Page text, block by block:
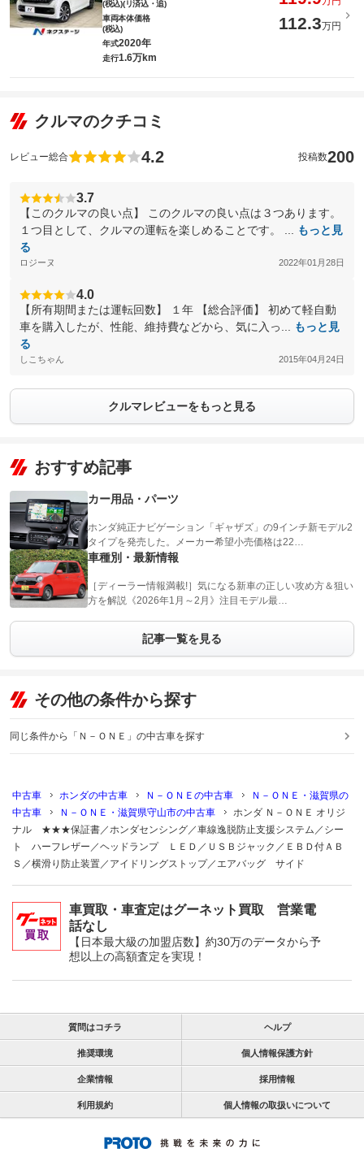
(税込)(リ済込・追)
車両本体価格
(税込)
112.3万円
年式2020年
走行1.6万km
クルマのクチコミ
レビュー総合 4.2 投稿数200
3.7
【このクルマの良い点】 このクルマの良い点は３つあります。
１つ目として、クルマの運転を楽しめることです。 ...
もっと見
る
ロジーヌ 2022年01月28日
4.0
【所有期間または運転回数】 １年 【総合評価】 初めて軽自動
車を購入したが、性能、維持費などから、気に入っ...
もっと見
る
しこちゃん 2015年04月24日
クルマレビューをもっと見る
おすすめ記事
カー用品・パーツ
ホンダ純正ナビゲーション「ギャザズ」の9インチ新モデル2
タイプを発売した。メーカー希望小売価格は22…
車種別・最新情報
［ディーラー情報満載!］気になる新車の正しい攻め方＆狙い
方を解説《2026年1月～2月》注目モデル最…
記事一覧を見る
その他の条件から探す
同じ条件から「Ｎ－ＯＮＥ」の中古車を探す
中古車 ホンダの中古車 Ｎ－ＯＮＥの中古車
Ｎ－ＯＮＥ・滋賀県の
中古車
Ｎ－ＯＮＥ・滋賀県守山市の中古車
ホンダ Ｎ－ＯＮＥ オリジ
ナル ★★★保証書／ホンダセンシング／車線逸脱防止支援システム／シー
ト ハーフレザー／ヘッドランプ ＬＥＤ／ＵＳＢジャック／ＥＢＤ付ＡＢ
Ｓ／横滑り防止装置／アイドリングストップ／エアバッグ サイド
車買取・車査定はグーネット買取 営業電
話なし
【日本最大級の加盟店数】約30万のデータから予
想以上の高額査定を実現！
質問はコチラ ヘルプ
推奨環境 個人情報保護方針
企業情報 採用情報
利用規約 個人情報の取扱いについて